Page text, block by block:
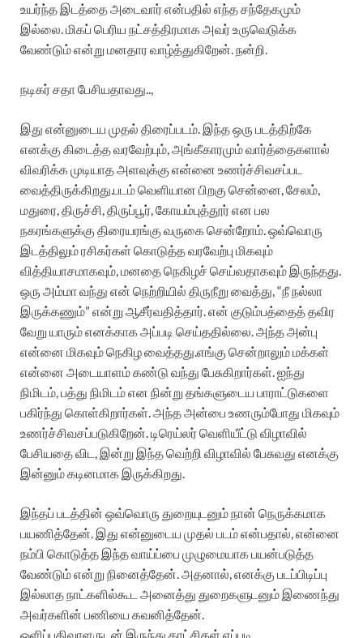
உயர்ந்த இடத்தை அடைவார் என்பதில் எந்த சந்தேகமும்
இல்லை. மிகப் பெரிய நட்சத்திரமாக அவர் உருவெடுக்க
வேண்டும் என்று மனதார வாழ்த்துகிறேன். நன்றி.
நடிகர் சதா பேசியதாவது..,
இது என்னுடைய முதல் திரைப்படம். இந்த ஒரு படத்திற்கே
எனக்கு கிடைத்த வரவேற்பும், அங்கீகாரமும் வார்த்தைகளால்
விவரிக்க முடியாத அளவுக்கு என்னை உணர்ச்சிவசப்பட
வைத்திருக்கிறது.படம் வெளியான பிறகு சென்னை, சேலம்,
மதுரை, திருச்சி, திருப்பூர், கோயம்புத்தூர் என பல
நகரங்களுக்கு திரையரங்கு வருகை சென்றோம். ஒவ்வொரு
இடத்திலும் ரசிகர்கள் கொடுத்த வரவேற்பு மிகவும்
வித்தியாசமாகவும், மனதை நெகிழச் செய்வதாகவும் இருந்தது.
ஒரு அம்மா வந்து என் நெற்றியில் திருநீறு வைத்து, “நீ நல்லா
இருக்கணும்” என்று ஆசீர்வதித்தார். என் குடும்பத்தைத் தவிர
வேறு யாரும் எனக்காக அப்படி செய்ததில்லை. அந்த அன்பு
என்னை மிகவும் நெகிழ வைத்தது.எங்கு சென்றாலும் மக்கள்
என்னை அடையாளம் கண்டு வந்து பேசுகிறார்கள். ஐந்து
நிமிடம், பத்து நிமிடம் என நின்று தங்களுடைய பாராட்டுகளை
பகிர்ந்து கொள்கிறார்கள். அந்த அன்பை உணரும்போது மிகவும்
உணர்ச்சிவசப்படுகிறேன். டிரெய்லர் வெளியீட்டு விழாவில்
பேசியதை விட, இன்று இந்த வெற்றி விழாவில் பேசுவது எனக்கு
இன்னும் கடினமாக இருக்கிறது.
இந்தப் படத்தின் ஒவ்வொரு துறையுடனும் நான் நெருக்கமாக
பயணித்தேன். இது என்னுடைய முதல் படம் என்பதால், என்னை
நம்பி கொடுத்த இந்த வாய்ப்பை முழுமையாக பயன்படுத்த
வேண்டும் என்று நினைத்தேன். அதனால், எனக்கு படப்பிடிப்பு
இல்லாத நாட்களில்கூட அனைத்து துறைகளுடனும் இணைந்து
அவர்களின் பணியை கவனித்தேன்.
ஒளிப்பதிவாளருடன் இருந்து காட்சிகள் எப்படி